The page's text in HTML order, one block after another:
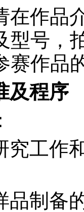
在作品
型号，
赛作品
及程序
工作
制备